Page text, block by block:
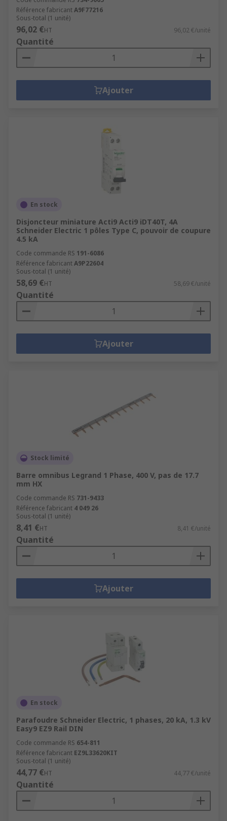
Référence fabricantA9F77216
Sous-total (1 unité)
96,02 €HT 96,02 €/unité
Quantité
Ajouter
En stock
Disjoncteur miniature Acti9 Acti9 iDT40T, 4A
Schneider Electric 1 pôles Type C, pouvoir de coupure
4.5 kA
Code commande RS 191-6086
Référence fabricantA9P22604
Sous-total (1 unité)
58,69 €HT 58,69 €/unité
Quantité
Ajouter
Stock limité
Barre omnibus Legrand 1 Phase, 400 V, pas de 17.7
mm HX
Code commande RS 731-9433
Référence fabricant 4 049 26
Sous-total (1 unité)
8,41 €HT 8,41 €/unité
Quantité
Ajouter
En stock
Parafoudre Schneider Electric, 1 phases, 20 kA, 1.3 kV
Easy9 EZ9 Rail DIN
Code commande RS 654-811
Référence fabricant EZ9L33620KIT
Sous-total (1 unité)
44,77 €HT 44,77 €/unité
Quantité